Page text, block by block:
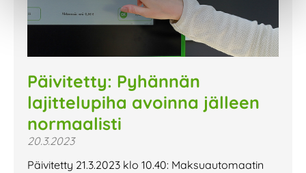
Päivitetty: Pyhännän
lajittelupiha avoinna jälleen
normaalisti
20.3.2023
Päivitetty 21.3.2023 klo 10.40: Maksuautomaatin